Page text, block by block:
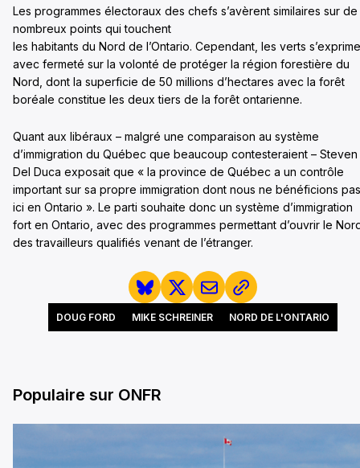
Les programmes électoraux des chefs s’avèrent similaires sur de
nombreux points qui touchent
les habitants du Nord de l’Ontario. Cependant, les verts
avec fermeté sur la volonté de protéger la région forestière du
Nord, dont la superficie de 50 millions d’hectares avec la forêt
boréale constitue les deux tiers de la forêt ontarienne.
Quant aux libéraux – malgré une comparaison au système
d’immigration du Québec que beaucoup contesteraient – Steven
Del Duca exposait que « la province de Québec a un contrôle
important sur sa propre immigration dont nous ne bénéficions pas
ici en Ontario ». Le parti souhaite donc un système d’immigration
fort en Ontario, avec des programmes permettant d’ouvrir le
des travailleurs qualifiés venant de l’étranger.
DOUG FORD MIKE SCHREINER NORD DE L'ONTARIO
Populaire sur ONFR